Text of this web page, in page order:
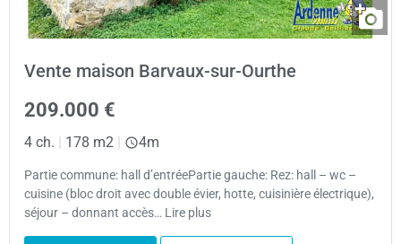
Vente maison Barvaux-sur-Ourthe
209.000 €
4 ch. | 178 m2 | 4m
Partie commune: hall d’entréePartie gauche: Rez: hall – wc –
cuisine (bloc droit avec double évier, hotte, cuisinière électrique),
séjour – donnant accès… Lire plus